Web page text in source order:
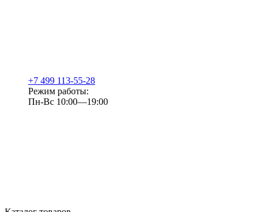
+7 499 113-55-28
Режим работы:
Пн-Вс 10:00—19:00